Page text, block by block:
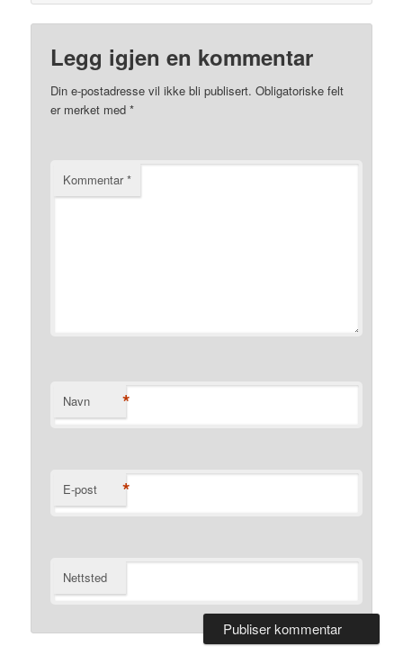
Legg igjen en kommentar
Din e-postadresse vil ikke bli publisert. Obligatoriske felt
er merket med*
Kommentar*
Navn *
E-post *
Nettsted